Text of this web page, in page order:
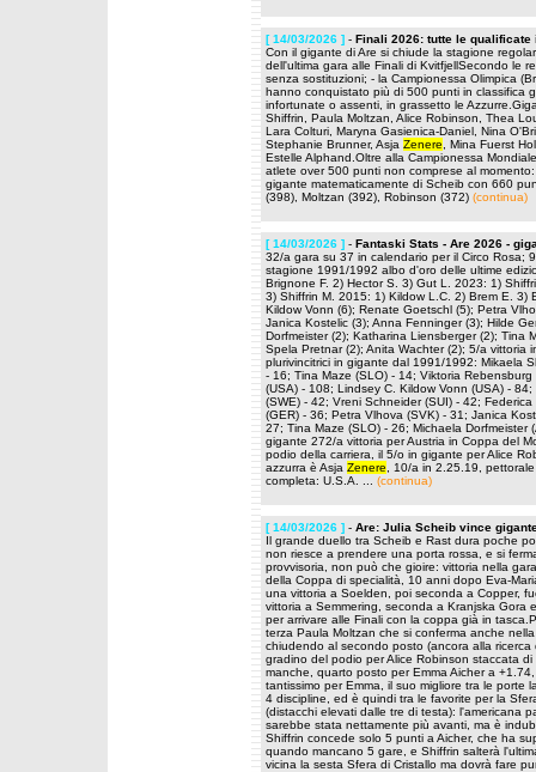
[ 14/03/2026 ] - Finali 2026: tutte le qualificate
Con il gigante di Are si chiude la stagione
dell'ultima gara alle Finali di KvitfjellSecondo le
senza sostituzioni; - la Campionessa Olimpica
hanno conquistato più di 500 punti in classifica
infortunate o assenti, in grassetto le
Shiffrin, Paula Moltzan, Alice Robinson, Thea
Lara Colturi, Maryna Gasienica-Daniel, Nina
Stephanie Brunner, Asja Zenere , Mina Fuerst
Estelle Alphand.Oltre alla Campionessa
atlete over 500 punti non comprese al
gigante matematicamente di Scheib con 660
(398), Moltzan (392), Robinson (372) (continua)
[ 14/03/2026 ] - Fantaski Stats - Are 2026 -
32/a gara su 37 in calendario per il Circo Rosa;
stagione 1991/1992 albo d'oro delle ultime
Brignone F. 2) Hector S. 3) Gut L. 2023: 1)
3) Shiffrin M. 2015: 1) Kildow L.C. 2) Brem E. 3)
Kildow Vonn (6); Renate Goetschl (5); Petra
Janica Kostelic (3); Anna Fenninger (3); Hilde
Dorfmeister (2); Katharina Liensberger (2); Tina
Spela Pretnar (2); Anita Wachter (2); 5/a vittoria
plurivincitrici in gigante dal 1991/1992: Mikaela
- 16; Tina Maze (SLO) - 14; Viktoria
(USA) - 108; Lindsey C. Kildow Vonn (USA) -
(SWE) - 42; Vreni Schneider (SUI) - 42;
(GER) - 36; Petra Vlhova (SVK) - 31; Janica
27; Tina Maze (SLO) - 26; Michaela
gigante 272/a vittoria per Austria in Coppa del
podio della carriera, il 5/o in gigante per Alice
azzurra è Asja Zenere , 10/a in 2.25.19,
completa: U.S.A. ... (continua)
[ 14/03/2026 ] - Are: Julia Scheib vince
Il grande duello tra Scheib e Rast dura poche
non riesce a prendere una porta rossa, e si
provvisoria, non può che gioire: vittoria nella
della Coppa di specialità, 10 anni dopo Eva-
una vittoria a Soelden, poi seconda a Copper,
vittoria a Semmering, seconda a Kranjska Gora
per arrivare alle Finali con la coppa già in
terza Paula Moltzan che si conferma anche
chiudendo al secondo posto (ancora alla
gradino del podio per Alice Robinson staccata
manche, quarto posto per Emma Aicher a
tantissimo per Emma, il suo migliore tra le
4 discipline, ed è quindi tra le favorite per la
(distacchi elevati dalle tre di testa): l'americana
sarebbe stata nettamente più avanti, ma è
Shiffrin concede solo 5 punti a Aicher, che ha
quando mancano 5 gare, e Shiffrin salterà
vicina la sesta Sfera di Cristallo ma dovrà fare